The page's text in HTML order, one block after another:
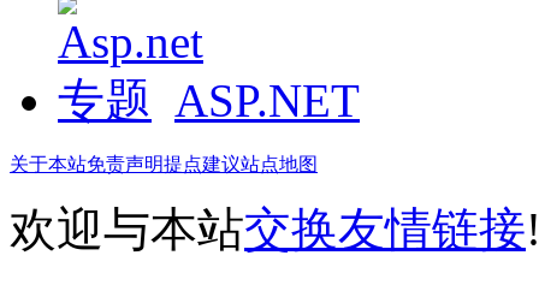
ASP.NET
关于本站免责声明提点建议站点地图
欢迎与本站交换友情链接